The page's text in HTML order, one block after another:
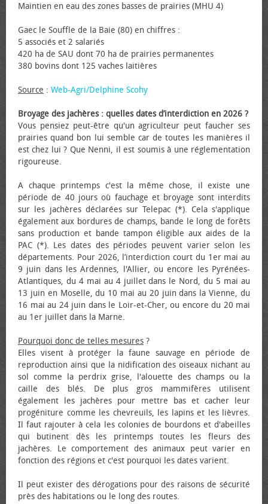
Maintien en eau des zones basses de prairies (MHU 4)
Gaec le Souffle de la Baie (80) en chiffres :
5 associés et 2 salariés
420 ha de SAU dont 70 ha de prairies permanentes
380 bovins dont 125 vaches laitières
Source : Web-Agri/Delphine Scohy
Broyage des jachères : quelles dates d’interdiction en 2026 ?
Vous pensiez peut-être qu'un agriculteur peut faucher ses
prairies quand bon lui semble car de toutes les manières il
est chez lui ? Que Nenni, il est soumis à une réglementation
rigoureuse.
A chaque printemps c'est la même chose, il existe une
période de 40 jours où fauchage et broyage sont interdits
sur les jachères déclarées sur Telepac (*). Cela s'applique
également aux bordures de champs, bande le long de forêts
sans production et bande tampon éligible aux aides de la
PAC (*). Les dates des périodes peuvent varier selon les
départements. Pour 2026, l’interdiction court du 1er mai au
9 juin dans les Ardennes, l'Allier, ou encore les Pyrénées-
Atlantiques, du 4 mai au 4 juillet dans le Nord, du 5 mai au
13 juin en Moselle, du 10 mai au 20 juin dans la Vienne, du
16 mai au 24 juin dans le Loir-et-Cher, ou encore du 20 mai
au 1er juillet dans la Marne.
Pourquoi donc de telles mesures ?
Elles visent à protéger la faune sauvage en période de
reproduction ainsi que la nidification des oiseaux nichant au
sol comme la perdrix grise, l'alouette des champs ou la
caille des blés. De plus gros mammifères utilisent
également les jachères pour mettre bas et cacher leur
progéniture comme les chevreuils, les lapins et les lièvres.
Il faut rajouter à cela les colonies de bourdons et d'abeilles
qui butinent dès les printemps toutes les fleurs des
jachères. Le comportement des animaux peut varier en
fonction des régions et c'est pourquoi les dates varient.
Il peut exister des dérogations pour des raisons de sécurité
près des habitations ou le long des routes.